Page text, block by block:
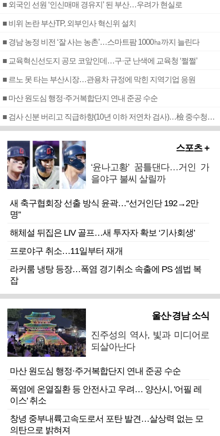
■ 외국인 선원 ‘인신매매 경유지’ 된 부산…우려가 현실로
■ 비위 논란 부산TP, 외부인사 혁신위 설치
■ 경남 농정 비전 ‘잘 사는 농촌’…스마트팜 1000㏊까지 늘린다
■ 교육혁신선도지 공모 코앞인데…구·군 난색에 교육청 ‘쩔쩔’
■ 르노 못 타는 부산시장…관용차 규정에 막힌 지역기업 응원
■ 마산 원도심 행정·주거복합단지 연내 준공 수순
■ 검사 신분 버리고 직급하향(10년 이하 저연차 검사)…檢 중수청행 기피
스포츠 +
‘윤나고황’ 꿈틀댄다…거인 가
을야구 불씨 살릴까
새 축구협회장 선출 방식 윤곽…“선거인단 192→2만
명”
해체설 뒤집은 LIV 골프…새 투자자 확보 ‘기사회생’
프로야구 취소…11일부터 재개
라커룸 냉탕 등장…폭염 경기취소 속출에 PS 셈법 복
잡
울산·경남 소식
진주성의 역사, 빛과 미디어로
되살아난다
마산 원도심 행정·주거복합단지 연내 준공 수순
폭염에 온열질환 등 안전사고 우려… 양산시, '어필 레
이스' 취소
창녕 중부내륙고속도로서 포탄 발견…살상력 없는 모
의탄으로 밝혀져